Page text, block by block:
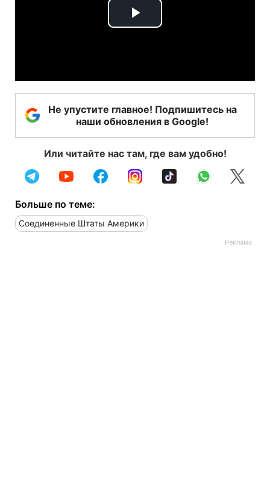
Play
Не упустите главное! Подпишитесь на
наши обновления в Google!
Или читайте нас там, где вам удобно!
Больше по теме:
Соединенные Штаты Америки